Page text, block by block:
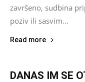
završeno, sudbina
poziv ili sasvim...
Read more
DANAS IM SE